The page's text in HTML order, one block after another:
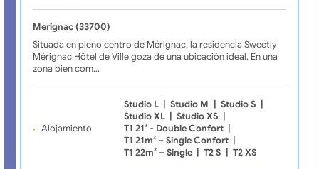
Merignac (33700)
Situada en pleno centro de Mérignac, la residencia Sweetly
Mérignac Hôtel de Ville goza de una ubicación ideal. En una
zona bien com…
Alojamiento
Studio L Studio M Studio S
Studio XL
Studio XS
T1 21² - Double Confort
T1 21m² – Single Confort
T1 22m² – Single
T2 S T2 XS